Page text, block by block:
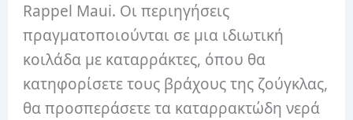
Rappel Maui. Οι περιηγήσεις
πραγματοποιούνται σε μια ιδιωτική
κοιλάδα με καταρράκτες, όπου θα
κατηφορίσετε τους βράχους της ζούγκλας,
θα προσπεράσετε τα καταρρακτώδη νερά